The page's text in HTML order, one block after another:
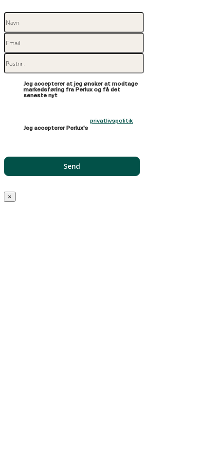
Jeg accepterer at jeg ønsker at modtage
markedsføring fra Perlux og få det
seneste nyt
Jeg accepterer Perlux's
privatlivspolitik
×